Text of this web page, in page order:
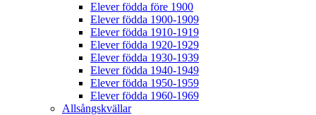
Elever födda före 1900
Elever födda 1900-1909
Elever födda 1910-1919
Elever födda 1920-1929
Elever födda 1930-1939
Elever födda 1940-1949
Elever födda 1950-1959
Elever födda 1960-1969
Allsångskvällar